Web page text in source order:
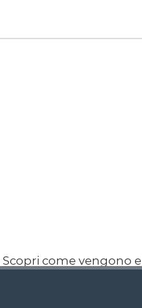
Scopri come vengono